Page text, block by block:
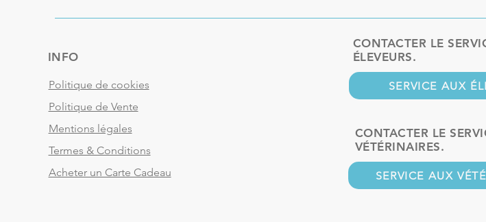
INFO
Politique de cookies
Politique de Vente
Mentions légales
Termes & Conditions
Acheter un Carte Cadeau
CONTACTER LE
ÉLEVEURS.
SERVICE AUX
CONTACTER LE
VÉTÉRINAIRES.
SERVICE AUX